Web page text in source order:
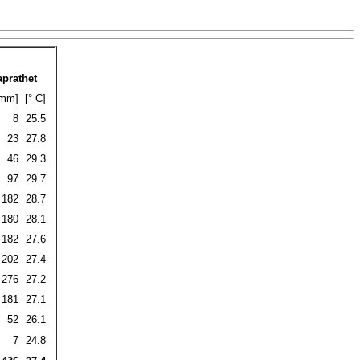
[° C]
8
25.5
23
27.8
46
29.3
97
29.7
182
28.7
180
28.1
182
27.6
202
27.4
276
27.2
181
27.1
52
26.1
7
24.8